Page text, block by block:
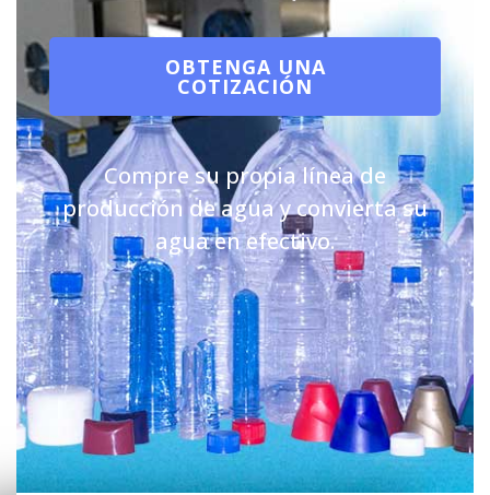
OBTENGA UNA
COTIZACIÓN
Compre su propia línea de
producción de agua y convierta su
agua en efectivo.